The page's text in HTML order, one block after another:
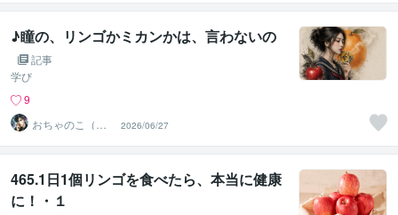
♪瞳の、リンゴかミカンかは、言わないの
記事
学び
9
おちゃのこ（御
茶乃子祭々）
2026/06/27
465.1日1個リンゴを食べたら、本当に健康
に！・１